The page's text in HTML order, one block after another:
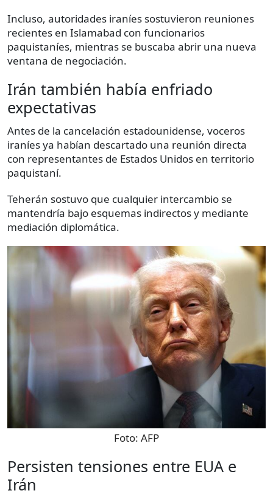
Incluso, autoridades iraníes sostuvieron reuniones
recientes en Islamabad con funcionarios
paquistaníes, mientras se buscaba abrir una nueva
ventana de negociación.
Irán también había enfriado
expectativas
Antes de la cancelación estadounidense, voceros
iraníes ya habían descartado una reunión directa
con representantes de Estados Unidos en territorio
paquistaní.
Teherán sostuvo que cualquier intercambio se
mantendría bajo esquemas indirectos y mediante
mediación diplomática.
Foto: AFP
Persisten tensiones entre EUA e
Irán